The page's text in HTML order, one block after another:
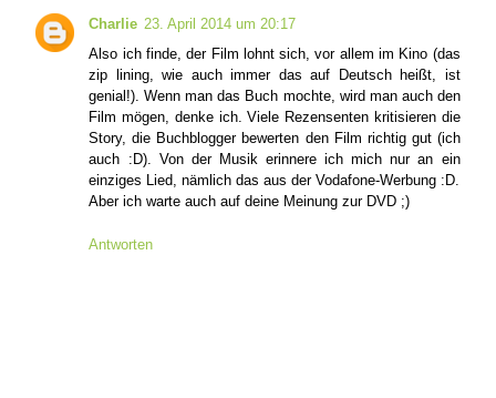
Charlie 23. April 2014 um 20:17
Also ich finde, der Film lohnt sich, vor allem im Kino (das
zip lining, wie auch immer das auf Deutsch heißt, ist
genial!). Wenn man das Buch mochte, wird man auch den
Film mögen, denke ich. Viele Rezensenten kritisieren die
Story, die Buchblogger bewerten den Film richtig gut (ich
auch :D). Von der Musik erinnere ich mich nur an ein
einziges Lied, nämlich das aus der Vodafone-Werbung :D.
Aber ich warte auch auf deine Meinung zur DVD ;)
Antworten